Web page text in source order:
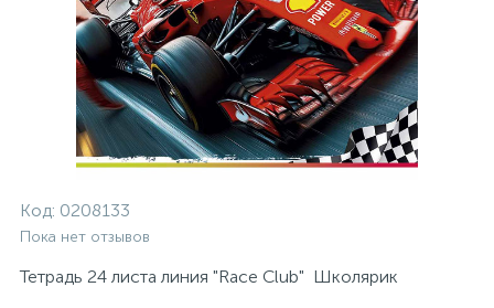
Код: 0208133
Пока нет отзывов
Тетрадь 24 листа линия "Race Club" Школярик